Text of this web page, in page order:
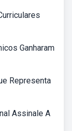
Ganharam
Representa
Assinale A